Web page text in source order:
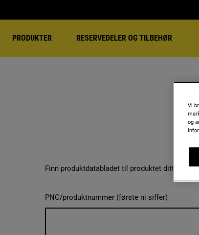
PRODUKTER RESERVEDELER OG TILBEHØR
Finn produktdatabladet til produktet ditt.
Søk
PNC/produktnummer (første ni siffer)
Vi
og